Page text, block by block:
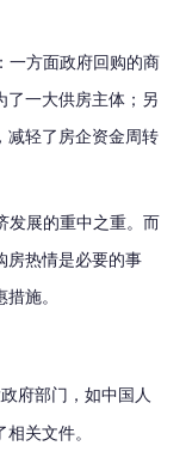
：一方面政府回购的商
了一大供房主体；另
减轻了房企资金周转
展的重中之重。 而
房热情是必要的事
施。
府部门，如中国人
关文件。